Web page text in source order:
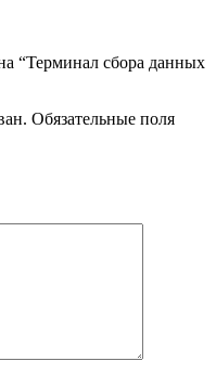
“Терминал сбора данных
Обязательные поля